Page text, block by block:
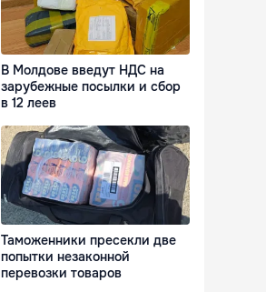
В Молдове введут НДС на
зарубежные посылки и сбор
в 12 леев
Таможенники пресекли две
попытки незаконной
перевозки товаров